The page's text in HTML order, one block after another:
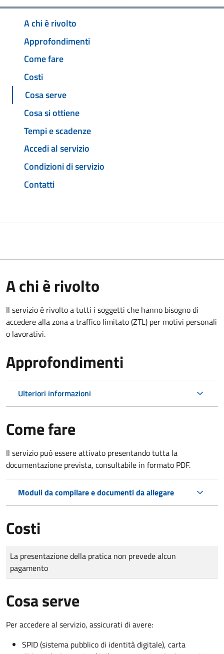
A chi è rivolto
Approfondimenti
Come fare
Costi
Cosa serve
Cosa si ottiene
Tempi e scadenze
Accedi al servizio
Condizioni di servizio
Contatti
A chi è rivolto
Il servizio è rivolto a tutti i soggetti che hanno bisogno di
accedere alla zona a traffico limitato (ZTL) per motivi personali
o lavorativi.
Approfondimenti
Ulteriori informazioni
Come fare
Il servizio può essere attivato presentando tutta la
documentazione prevista, consultabile in formato PDF.
Moduli da compilare e documenti da allegare
Costi
Tipo di pagamento
Importo
La presentazione della pratica non prevede alcun
pagamento
Cosa serve
Per accedere al servizio, assicurati di avere:
SPID (sistema pubblico di identità digitale), carta